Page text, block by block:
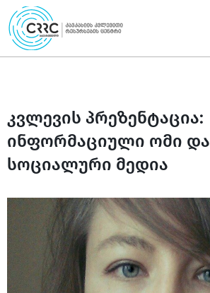
Skip
to
content
კვლევის პრეზენტაცია:
ინფორმაციული ომი და
სოციალური მედია